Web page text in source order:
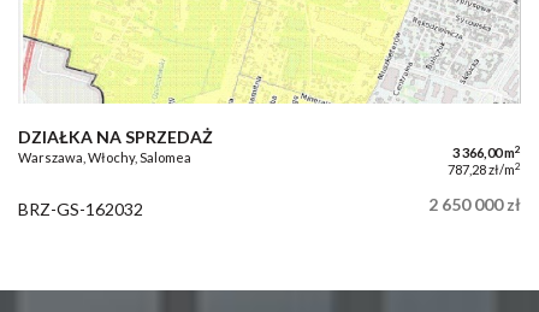
DZIAŁKA NA SPRZEDAŻ
Warszawa, Włochy, Salomea 3 366,00 m2
787,28 zł/m2
BRZ-GS-162032 2 650 000 zł